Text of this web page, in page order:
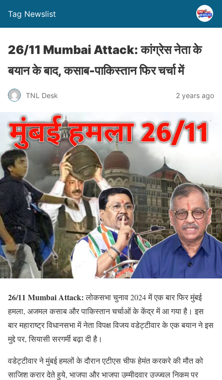
Tag Newslist
26/11 Mumbai Attack: कांग्रेस नेता के
बयान के बाद, कसाब-पाकिस्तान फिर चर्चा में
TNL Desk 2 years ago
26/11 Mumbai Attack:लोकसभा चुनाव 2024 में एक बार फिर मुंबई
हमला, अजमल कसाब और पाकिस्तान चर्चाओं के केंद्र में आ गया है। इस
बार महाराष्ट्र विधानसभा में नेता विपक्ष विजय वडेट्टीवार के एक बयान ने इस
मुद्दे पर, सियासी सरगर्मी बढ़ा दी है।
वडेट्टीवार ने मुंबई हमलों के दौरान एटीएस चीफ हेमंत करकरे की मौत को
साजिश करार देते हुये, भाजपा और भाजपा उम्मीदवार उज्ज्वल निकम पर